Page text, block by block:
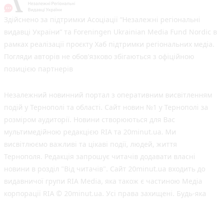
Здійснено за підтримки Асоціації “Незалежні регіональні
видавці України” та Foreningen Ukrainian Media Fund Nordic в
рамках реалізації проєкту Хаб підтримки регіональних медіа.
Погляди авторів не обов'язково збігаються з офіційною
позицією партнерів
Незалежний новинний портал з оперативним висвітленням
подій у Тернополі та області. Сайт новин №1 у Тернополі за
розміром аудиторії. Новини створюються для Вас
мультимедійною редакцією RIA та 20minut.ua. Ми
висвітлюємо важливі та цікаві події, людей, життя
Тернополя. Редакція запрошує читачів додавати власні
новини в розділ "Від читачів". Сайт 20minut.ua входить до
видавничої групи RIA Media, яка також є частиною Медіа
корпорації RIA © 20minut.ua. Усі права захищені. Будь-яка